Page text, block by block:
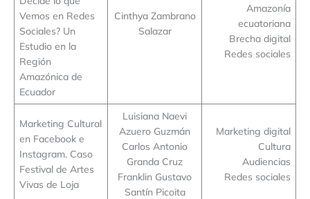
Vemos en Redes
Sociales? Un
Estudio en la
Región
Amazónica de
Ecuador
Cinthya Zambrano
Salazar
Amazonía
ecuatoriana
Brecha digital
Redes sociales
Marketing Cultural
en Facebook e
Instagram. Caso
Festival de Artes
Vivas de Loja
Luisiana Naevi
Azuero Guzmán
Carlos Antonio
Granda Cruz
Franklin Gustavo
Santín Picoita
Marketing digital
Cultura
Audiencias
Redes sociales